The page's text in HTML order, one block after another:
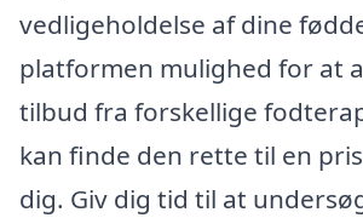
vedligeholdelse af dine
platformen mulighed for at
tilbud fra forskellige
kan finde den rette til en
dig. Giv dig tid til at